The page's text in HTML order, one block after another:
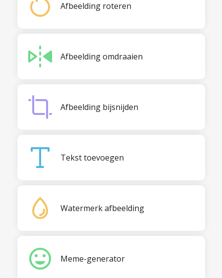
Afbeelding roteren
Afbeelding omdraaien
Afbeelding bijsnijden
Tekst toevoegen
Watermerk afbeelding
Meme-generator